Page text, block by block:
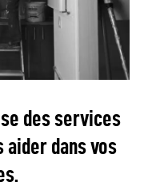
des services
aider dans vos